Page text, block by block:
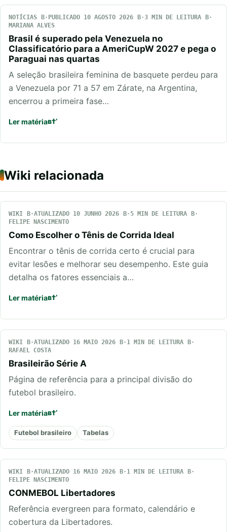
NOTÍCIAS PUBLICADO 10 AGOSTO 2026
3 MIN DE LEITURA
MARIANA ALVES
Brasil é superado pela Venezuela no
Classificatório para a AmeriCupW 2027 e pega o
Paraguai nas quartas
A seleção brasileira feminina de basquete perdeu para
a Venezuela por 71 a 57 em Zárate, na Argentina,
encerrou a primeira fase…
Ler matéria
Wiki relacionada
WIKI ATUALIZADO 10 JUNHO 2026
5 MIN DE LEITURA
FELIPE NASCIMENTO
Como Escolher o Tênis de Corrida Ideal
Encontrar o tênis de corrida certo é crucial para
evitar lesões e melhorar seu desempenho. Este guia
detalha os fatores essenciais a…
Ler matéria
WIKI ATUALIZADO 16 MAIO 2026
1 MIN DE LEITURA
RAFAEL COSTA
Brasileirão Série A
Página de referência para a principal divisão do
futebol brasileiro.
Ler matéria
Futebol brasileiro Tabelas
WIKI ATUALIZADO 16 MAIO 2026
1 MIN DE LEITURA
FELIPE NASCIMENTO
CONMEBOL Libertadores
Referência evergreen para formato, calendário e
cobertura da Libertadores.